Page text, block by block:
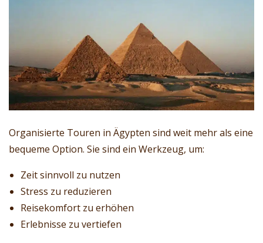
Organisierte Touren in Ägypten sind weit mehr als eine
bequeme Option. Sie sind ein Werkzeug, um:
Zeit sinnvoll zu nutzen
Stress zu reduzieren
Reisekomfort zu erhöhen
Erlebnisse zu vertiefen